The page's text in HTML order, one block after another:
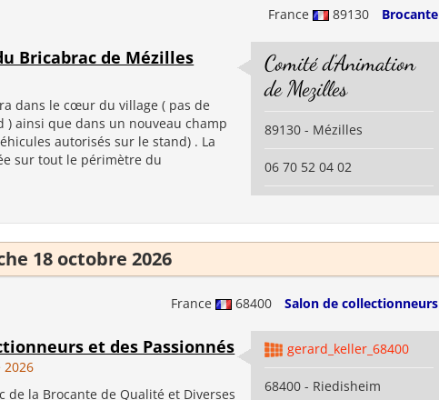
France 89130 Brocante
Bricabrac de Mézilles
dans le cœur du village ( pas de
) ainsi que dans un nouveau champ
autorisés sur le stand) . La
sur tout le périmètre du
Comité d'Animation
de Mezilles
89130 - Mézilles
06 70 52 04 02
18 octobre 2026
France 68400 Salon de collectionneurs
et des Passionnés
2026
de la Brocante de Qualité et Diverses
gerard_keller_68400
68400 - Riedisheim